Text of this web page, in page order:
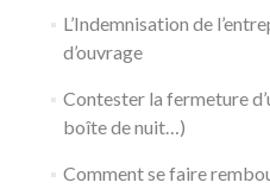
L’Indemnisation de
d’ouvrage
Contester la fermeture
boîte de nuit…)
Comment se faire